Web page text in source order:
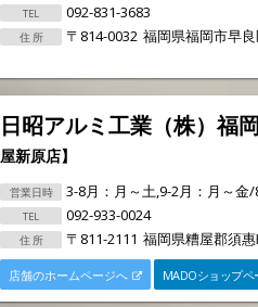
092-831-3683
〒814-0032 福岡県福岡市早
日昭アルミ工業（株）福
屋新原店】
3-8月：月～土,9-2月：月～金
092-933-0024
〒811-2111 福岡県糟屋郡須
店舗のホームページへ MADOショップペ